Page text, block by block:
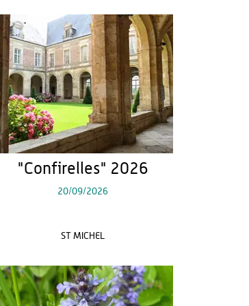
"Confirelles" 2026
20/09/2026
ST MICHEL